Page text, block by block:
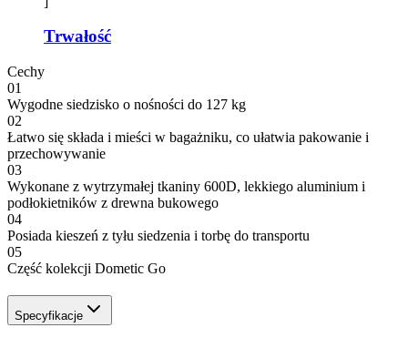
Trwałość
Cechy
01
Wygodne siedzisko o nośności do 127 kg
02
Łatwo się składa i mieści w bagażniku, co ułatwia pakowanie i
przechowywanie
03
Wykonane z wytrzymałej tkaniny 600D, lekkiego aluminium i
podłokietników z drewna bukowego
04
Posiada kieszeń z tyłu siedzenia i torbę do transportu
05
Część kolekcji Dometic Go
Specyfikacje